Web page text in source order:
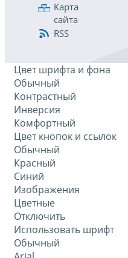
Карта
сайта
RSS
Цвет шрифта и фона
Обычный
Контрастный
Инверсия
Комфортный
Цвет кнопок и ссылок
Обычный
Красный
Синий
Изображения
Цветные
Отключить
Использовать шрифт
Обычный